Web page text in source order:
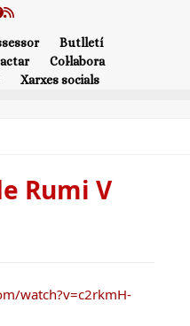
RSS
Butlletí
Col·labora
Xarxes socials
Rumi V
watch?v=c2rkmH-